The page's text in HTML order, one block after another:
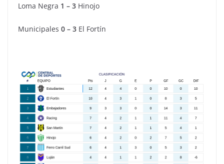
Loma Negra 1 – 3 Hinojo
Municipales 0 – 3 El Fortín